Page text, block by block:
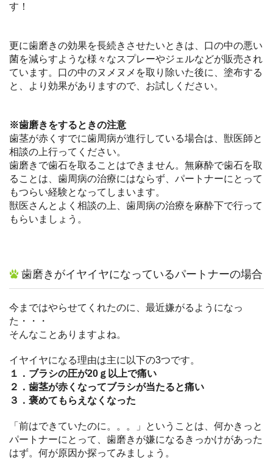
す！
更に歯磨きの効果を長続きさせたいときは、口の中の悪い
菌を減らすような様々なスプレーやジェルなどが販売され
ています。口の中のヌメヌメを取り除いた後に、塗布する
と、より効果がありますので、お試しください。
※歯磨きをするときの注意
歯茎が赤くすでに歯周病が進行している場合は、獣医師と
相談の上行ってください。
歯磨きで歯石を取ることはできません。無麻酔で歯石を取
ることは、歯周病の治療にはならず、パートナーにとって
もつらい経験となってしまいます。
獣医さんとよく相談の上、歯周病の治療を麻酔下で行って
もらいましょう。
歯磨きがイヤイヤになっているパートナーの場合
今まではやらせてくれたのに、最近嫌がるようになっ
た・・・
そんなことありますよね。
イヤイヤになる理由は主に以下の3つです。
１．ブラシの圧が20ｇ以上で痛い
２．歯茎が赤くなってブラシが当たると痛い
３．褒めてもらえなくなった
「前はできていたのに。。。」ということは、何かきっと
パートナーにとって、歯磨きが嫌になるきっかけがあった
はず。何が原因か探ってみましょう。